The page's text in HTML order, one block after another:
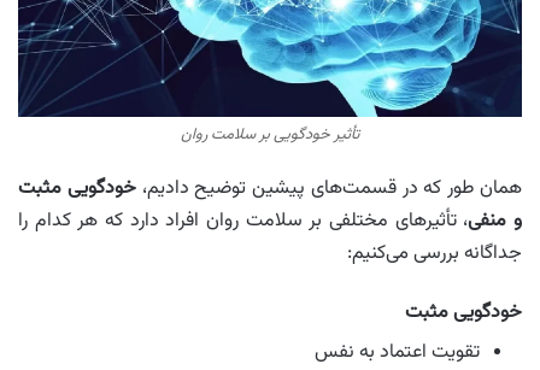
تأثیر خودگویی بر سلامت روان
همان طور که در قسمت‌های پیشین توضیح دادیم،خودگویی مثبت
و منفی، تأثیرهای مختلفی بر سلامت روان افراد دارد که هر کدام را
جداگانه بررسی می‌کنیم:
خودگویی مثبت
تقویت اعتماد به نفس